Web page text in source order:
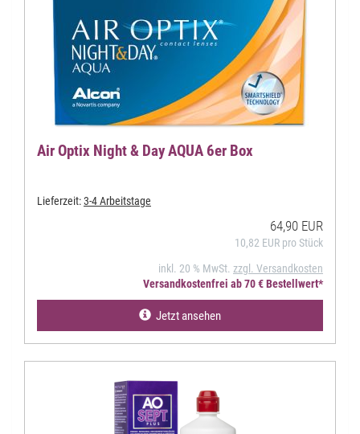
Air Optix Night & Day AQUA 6er Box
Lieferzeit:3-4 Arbeitstage
64,90 EUR
10,82 EUR pro Stück
inkl. 20 % MwSt. zzgl. Versandkosten
Versandkostenfrei ab 70 € Bestellwert*
Jetzt ansehen